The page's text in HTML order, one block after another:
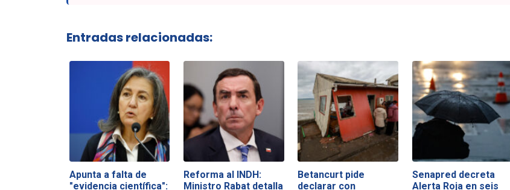
Entradas relacionadas:
Apunta a falta de
"evidencia científica":
Reforma al INDH:
Ministro Rabat detalla
Betancurt pide
declarar con
Senapred decreta
Alerta Roja en seis